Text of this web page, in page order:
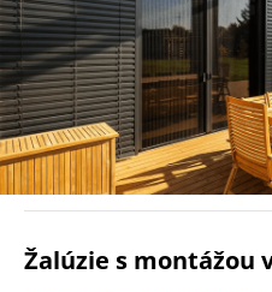
Potrebujete spoľahlivé a
Trebišove? K-system je
s dlhoročnou tradíciou.
mieru pre domácnosti,
dôrazom na kvalitu,
Žalúzie s montážou